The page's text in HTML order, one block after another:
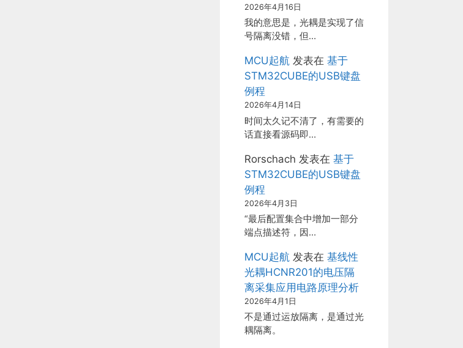
2026年4月16日
我的意思是，光耦是实现了信
号隔离没错，但…
MCU起航 发表在 基于
STM32CUBE的USB键盘
例程
2026年4月14日
时间太久记不清了，有需要的
话直接看源码即…
Rorschach 发表在 基于
STM32CUBE的USB键盘
例程
2026年4月3日
“最后配置集合中增加一部分
端点描述符，因…
MCU起航 发表在 基线性
光耦HCNR201的电压隔
离采集应用电路原理分析
2026年4月1日
不是通过运放隔离，是通过光
耦隔离。